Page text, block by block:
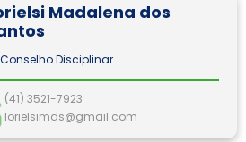
Madalena dos
Conselho Disciplinar
(41) 3521-7923
lorielsimds@gmail.com